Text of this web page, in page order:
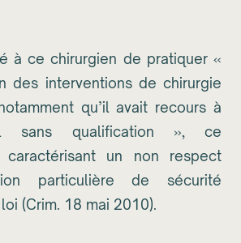
à ce chirurgien de pratiquer «
des interventions de chirurgie
qu’il avait recours à
sans qualification », ce
caractérisant un non respect
particulière de sécurité
(Crim. 18 mai 2010).